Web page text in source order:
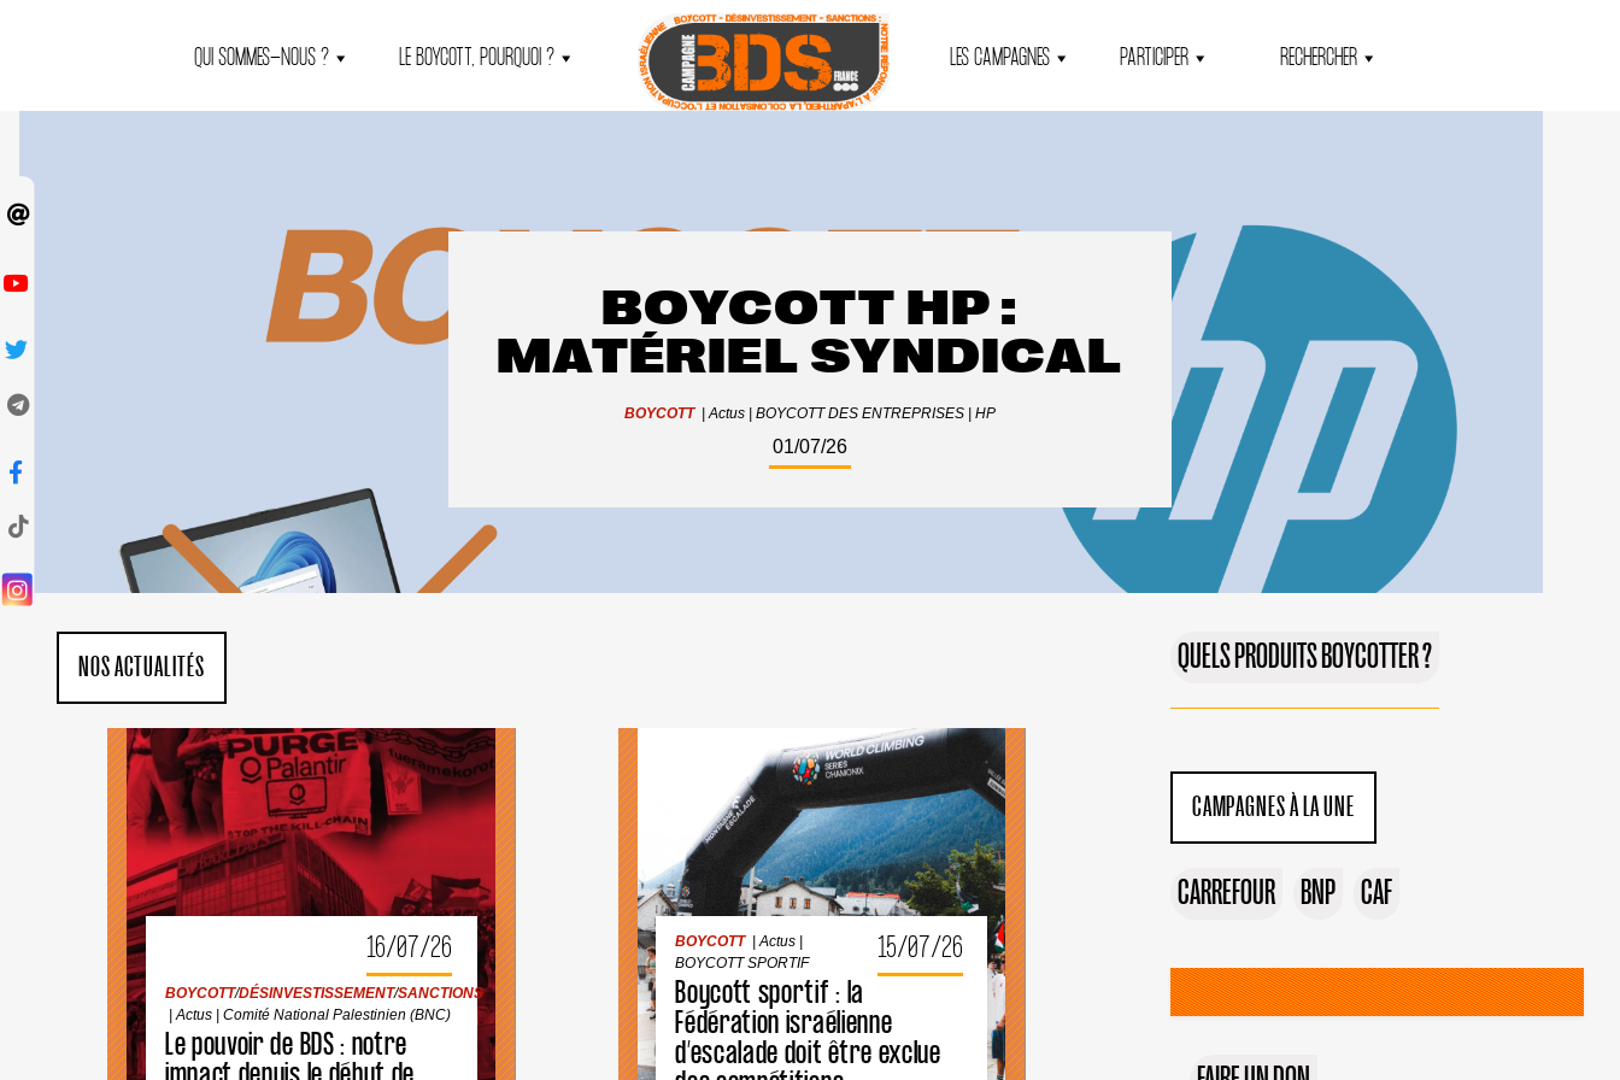
QUI SOMMES-NOUS ? LE BOYCOTT, POURQUOI ? LES CAMPAGNES PARTICIPER RECHERCHER
BOYCOTT HP :
MATÉRIEL SYNDICAL
BOYCOTT Actus BOYCOTT DES ENTREPRISES HP
01/07/26
NOS ACTUALITÉS
16/07/26
BOYCOTT/DÉSINVESTISSEMENT/SANCTIONS
Actus| Comité National Palestinien (BNC)
Le pouvoir de BDS : notre
BOYCOTT/DÉSINVESTISSEMENT SANCTIONS |
Actus
Comité National Palestinien (BNC)
LE
POUVOIR
DE
BDS
15/07/26
BOYCOTT |Actus
BOYCOTT SPORTIF
Boycott sportif : la
Fédération israélienne
d’escalade doit être exclue
BOYCOTT SPORTIF
QUELS PRODUITS BOYCOTTER ?
CAMPAGNES À LA UNE
CARREFOUR BNP CAF